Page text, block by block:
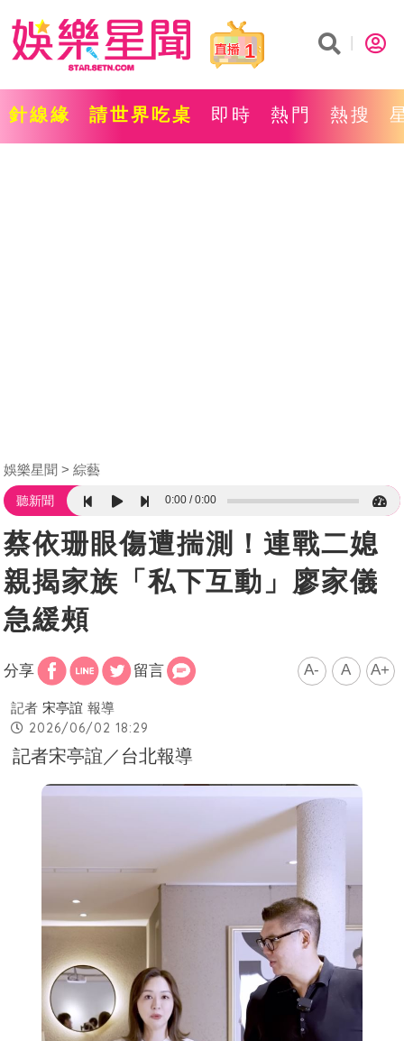
1
針線緣 請世界吃桌 即時 熱門 熱搜
娛樂星聞 綜藝
聽新聞 0:00 0:00
蔡依珊眼傷遭揣測！連戰二媳
親揭家族「私下互動」廖家儀
急緩頰
分享 留言 A- A A+
記者 宋亭誼 報導
2026/06/02 18:29
記者宋亭誼／台北報導